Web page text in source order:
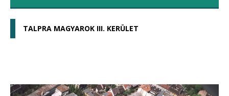
TALPRA MAGYAROK III. KERÜLET